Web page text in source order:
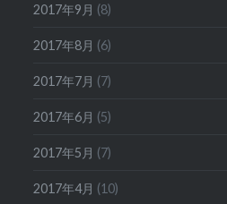
2017年9月 (8)
2017年8月 (6)
2017年7月 (7)
2017年6月 (5)
2017年5月 (7)
2017年4月 (10)